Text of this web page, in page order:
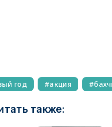
год акция
также: